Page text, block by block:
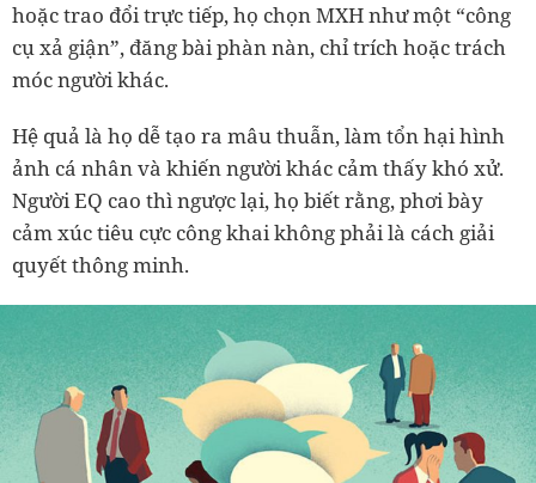
hoặc trao đổi trực tiếp, họ chọn MXH như một “công
cụ xả giận”, đăng bài phàn nàn, chỉ trích hoặc trách
móc người khác.
Hệ quả là họ dễ tạo ra mâu thuẫn, làm tổn hại hình
ảnh cá nhân và khiến người khác cảm thấy khó xử.
Người EQ cao thì ngược lại, họ biết rằng, phơi bày
cảm xúc tiêu cực công khai không phải là cách giải
quyết thông minh.